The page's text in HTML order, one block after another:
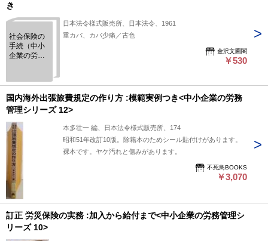
き
社会保険の
手続（中小
企業の労務
覧表つき
日本法令様式販売所、日本法令、1961
重カバ、カバ少痛／古色
金沢文圃閣
￥530
国内海外出張旅費規定の作り方 :模範実例つき<中小企業の労務
管理シリーズ 12>
本多壮一 編、日本法令様式販売所、174
昭和51年改訂10版。除籍本のためシール貼付けがあります。
裸本です。ヤケ汚れと傷みがあります。
不死鳥BOOKS
￥3,070
訂正 労災保険の実務 :加入から給付まで<中小企業の労務管理シ
リーズ 10>